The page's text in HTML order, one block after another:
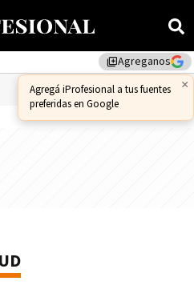
library_addAgreganos
×
Agregá iProfesional a tus fuentes
preferidas en Google
DÓLAR CCL-1.25%$1,556.14